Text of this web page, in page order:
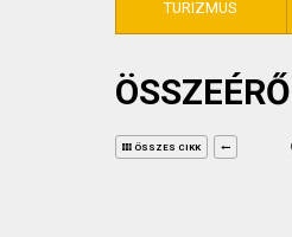
TURIZMUS
ÖSSZES CIKK